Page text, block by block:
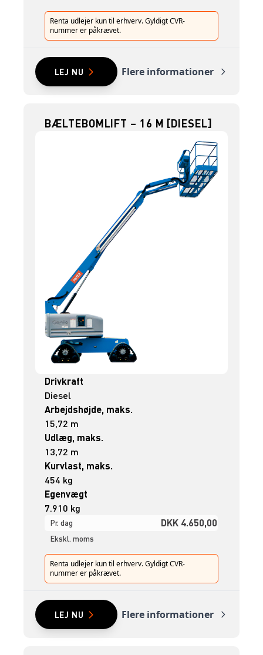
Renta udlejer kun til erhverv. Gyldigt CVR-
nummer er påkrævet.
LEJ NU Flere informationer
BÆLTEBOMLIFT – 16 M [DIESEL]
Drivkraft
Diesel
Arbejdshøjde, maks.
15,72 m
Udlæg, maks.
13,72 m
Kurvlast, maks.
454 kg
Egenvægt
7.910 kg
Pr. dag DKK 4.650,00
Ekskl. moms
Renta udlejer kun til erhverv. Gyldigt CVR-
nummer er påkrævet.
LEJ NU Flere informationer